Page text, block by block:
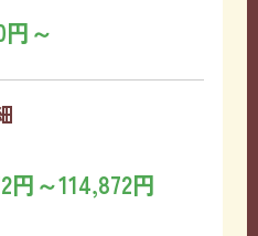
～
円～114,872円